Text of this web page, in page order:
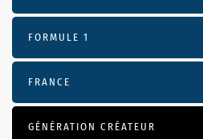
FORMULE 1
FRANCE
GÉNÉRATION CRÉATEUR